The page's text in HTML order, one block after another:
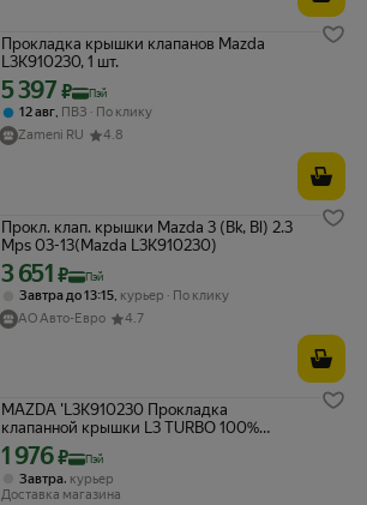
Прокладка крышки клапанов Mazda
L3K910230, 1 шт.
Цена с картой Яндекс Пэй 5397 ₽ вместо
5 397 ₽ Пэй
12 авг, ПВЗ
По клику
Zameni RU
4.8
Прокл. клап. крышки Mazda 3 (Bk, Bl) 2.3
Mps 03-13(Mazda L3K910230)
Цена с картой Яндекс Пэй 3651 ₽ вместо
3 651 ₽ Пэй
Завтра до 13:15 курьер
По клику
АО Авто-Евро
4.7
MAZDA 'L3K910230 Прокладка
клапанной крышки L3 TURBO 100%
ORIGINAL
Цена с картой Яндекс Пэй 1976 ₽ вместо
1 976₽ Пэй
Завтра, курьер
Доставка магазина